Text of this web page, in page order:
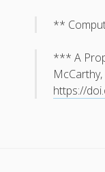
**
*** A
https://